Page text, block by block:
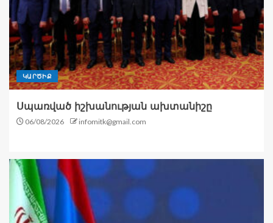
ԿԱՐԾԻՔ
Սպառված իշխանության ախտանիշը
06/08/2026 infomitk@gmail.com